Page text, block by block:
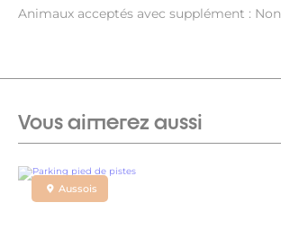
Animaux acceptés avec supplément : Non
Vous aimerez aussi
Aussois